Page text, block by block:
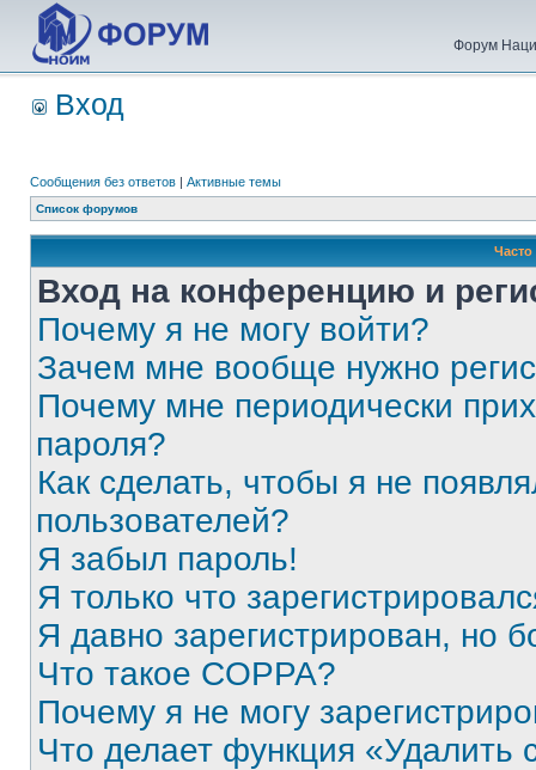
Форум
Вход
Сообщения без ответов | Активные темы
Список форумов
Вход на конференцию и
Почему я не могу войти?
Зачем мне вообще нужно
Почему мне периодически
пароля?
Как сделать, чтобы я не
пользователей?
Я забыл пароль!
Я только что
Я давно зарегистрирован, но
Что такое COPPA?
Почему я не могу
Что делает функция «Удалить